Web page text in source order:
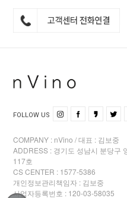
FOLLOW US
COMPANY : nVino / 대표 : 김보중
ADDRESS : 경기도 성남시 분당구
117호
CS CENTER : 1577-5386
개인정보관리책임자 : 김보중
사업자등록번호 : 120-03-58035